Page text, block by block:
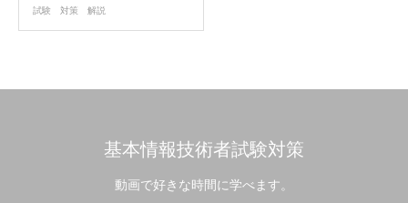
試験 対策 解説
基本情報技術者試験対策
動画で好きな時間に学べます。